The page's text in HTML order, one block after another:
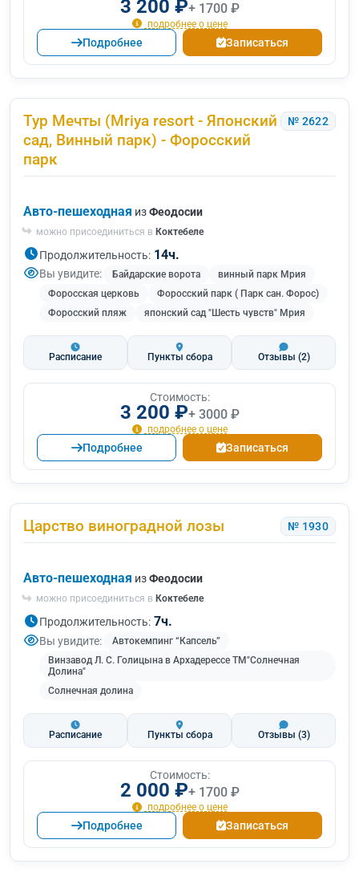
3 200 ₽+ 1700 ₽
подробнее о цене
Подробнее Записаться
Тур Мечты (Mriya resort - Японский
сад, Винный парк) - Форосский
парк
№ 2622
Авто-пешеходная изФеодосии
можно присоединиться в Коктебеле
Продолжительность: 14ч.
Вы увидите: Байдарские ворота
винный парк Мрия
Форосская церковь
Форосский парк ( Парк сан. Форос)
Форосский пляж
японский сад "Шесть чувств" Мрия
Расписание Пункты сбора Отзывы (2)
Стоимость:
3 200 ₽+ 3000 ₽
подробнее о цене
Подробнее Записаться
Царство виноградной лозы № 1930
Авто-пешеходная изФеодосии
можно присоединиться в Коктебеле
Продолжительность: 7ч.
Вы увидите:
Автокемпинг “Капсель”
Винзавод Л. С. Голицына в Архадерессе ТМ"Солнечная
Долина"
Солнечная долина
Расписание Пункты сбора Отзывы (3)
Стоимость:
2 000 ₽+ 1700 ₽
подробнее о цене
Подробнее Записаться